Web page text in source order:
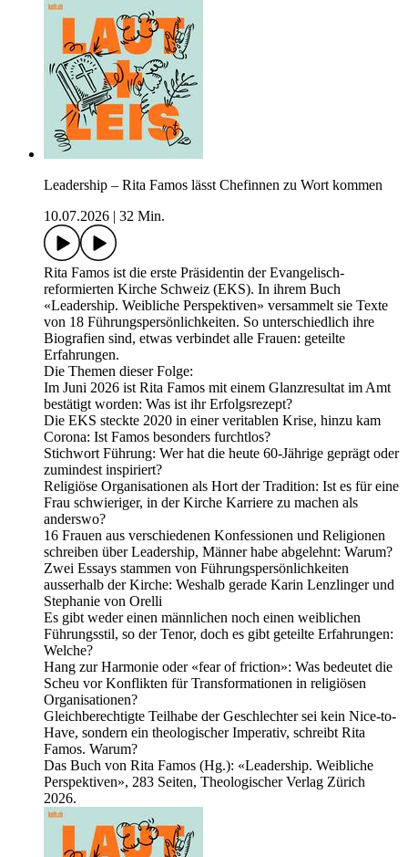
Leadership – Rita Famos lässt Chefinnen zu Wort kommen
10.07.2026
32 Min.
Rita Famos ist die erste Präsidentin der Evangelisch-
reformierten Kirche Schweiz (EKS). In ihrem Buch
«Leadership. Weibliche Perspektiven» versammelt sie Texte
von 18 Führungspersönlichkeiten. So unterschiedlich ihre
Biografien sind, etwas verbindet alle Frauen: geteilte
Erfahrungen.
Die Themen dieser Folge:
Im Juni 2026 ist Rita Famos mit einem Glanzresultat im Amt
bestätigt worden: Was ist ihr Erfolgsrezept?
Die EKS steckte 2020 in einer veritablen Krise, hinzu kam
Corona: Ist Famos besonders furchtlos?
Stichwort Führung: Wer hat die heute 60-Jährige geprägt oder
zumindest inspiriert?
Religiöse Organisationen als Hort der Tradition: Ist es für eine
Frau schwieriger, in der Kirche Karriere zu machen als
anderswo?
16 Frauen aus verschiedenen Konfessionen und Religionen
schreiben über Leadership, Männer habe abgelehnt: Warum?
Zwei Essays stammen von Führungspersönlichkeiten
ausserhalb der Kirche: Weshalb gerade Karin Lenzlinger und
Stephanie von Orelli
Es gibt weder einen männlichen noch einen weiblichen
Führungsstil, so der Tenor, doch es gibt geteilte Erfahrungen:
Welche?
Hang zur Harmonie oder «fear of friction»: Was bedeutet die
Scheu vor Konflikten für Transformationen in religiösen
Organisationen?
Gleichberechtigte Teilhabe der Geschlechter sei kein Nice-to-
Have, sondern ein theologischer Imperativ, schreibt Rita
Famos. Warum?
Das Buch von Rita Famos (Hg.): «Leadership. Weibliche
Perspektiven», 283 Seiten, Theologischer Verlag Zürich
2026.